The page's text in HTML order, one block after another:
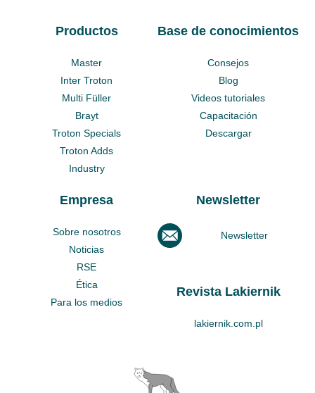
Productos
Master
Inter Troton
Multi Füller
Brayt
Troton Specials
Troton Adds
Industry
Base de conocimientos
Consejos
Blog
Videos tutoriales
Capacitación
Descargar
Empresa
Sobre nosotros
Noticias
RSE
Ética
Para los medios
Newsletter
Newsletter
Revista Lakiernik
lakiernik.com.pl